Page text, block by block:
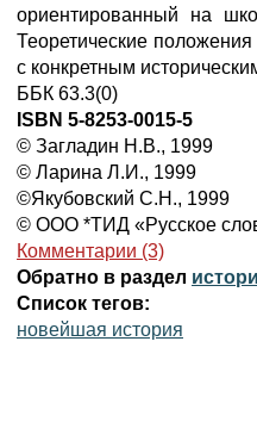
ориентированный на
Теоретические положения
с конкретным
ББК 63.3(0)
ISBN 5-8253-0015-5
© Загладин Н.В., 1999
© Ларина Л.И., 1999
©Якубовский С.Н., 1999
© ООО *ТИД «Русское
Комментарии (3)
Обратно в раздел
Список тегов:
новейшая история